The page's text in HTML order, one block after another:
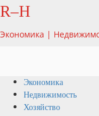
Перейти
к
содержимому
R–H
Экономика |
Основное
меню
Экономика
Недвижимость
Хозяйство